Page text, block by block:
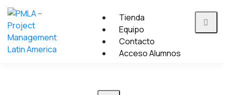
Tienda
Equipo
Contacto
Acceso Alumnos